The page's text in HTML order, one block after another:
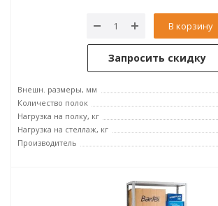
В корзину
Запросить скидку
Внешн. размеры, мм
Количество полок
Нагрузка на полку, кг
Нагрузка на стеллаж, кг
Производитель